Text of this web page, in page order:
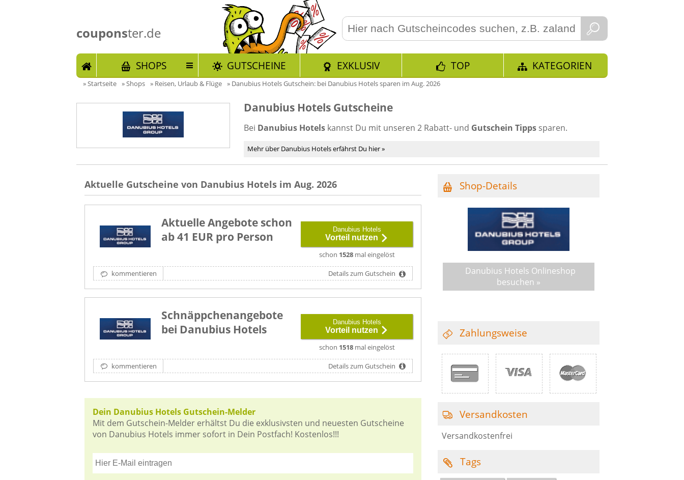
couponster.de
START SHOPS GUTSCHEINE EXKLUSIV TOP KATEGORIEN
»Startseite »Shops » Reisen, Urlaub & Flüge » Danubius Hotels Gutschein: bei Danubius Hotels sparen im Aug. 2026
Danubius Hotels Gutscheine
Bei Danubius Hotels kannst Du mit unseren 2 Rabatt- und Gutschein Tipps sparen.
Mehr über Danubius Hotels erfährst Du hier »
Aktuelle Gutscheine von Danubius Hotels im Aug. 2026
Aktuelle Angebote schon
ab 41 EUR pro Person
Danubius Hotels
Vorteil nutzen
schon 1528mal eingelöst
kommentieren Details zum Gutschein
Schnäppchenangebote
bei Danubius Hotels
Danubius Hotels
Vorteil nutzen
schon 1518mal eingelöst
kommentieren Details zum Gutschein
Dein Danubius Hotels Gutschein-Melder
Mit dem Gutschein-Melder erhältst Du die exklusivsten und neuesten Gutscheine
von Danubius Hotels immer sofort in Dein Postfach! Kostenlos!!!
Shop-Details
Danubius Hotels Onlineshop
besuchen »
Zahlungsweise
Versandkosten
Versandkostenfrei
Tags